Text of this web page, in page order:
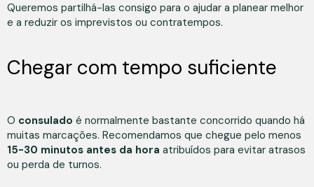
Queremos partilhá-las consigo para o ajudar a planear melhor
e a reduzir os imprevistos ou contratempos.
Chegar com tempo suficiente
O consulado é normalmente bastante concorrido quando há
muitas marcações. Recomendamos que chegue pelo menos
15-30 minutos antes da hora atribuídos para evitar atrasos
ou perda de turnos.